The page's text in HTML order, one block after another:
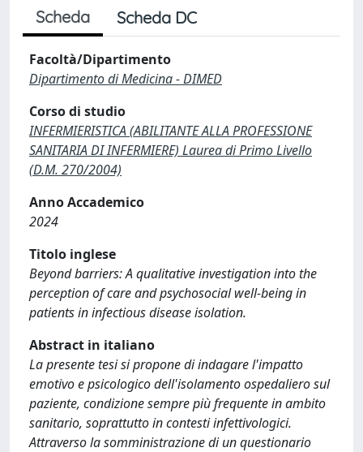
Scheda Scheda DC
Facoltà/Dipartimento
Dipartimento di Medicina - DIMED
Corso di studio
INFERMIERISTICA (ABILITANTE ALLA PROFESSIONE
SANITARIA DI INFERMIERE) Laurea di Primo Livello
(D.M. 270/2004)
Anno Accademico
2024
Titolo inglese
Beyond barriers: A qualitative investigation into the
perception of care and psychosocial well-being in
patients in infectious disease isolation.
Abstract in italiano
La presente tesi si propone di indagare l'impatto
emotivo e psicologico dell'isolamento ospedaliero sul
paziente, condizione sempre più frequente in ambito
sanitario, soprattutto in contesti infettivologici.
Attraverso la somministrazione di un questionario